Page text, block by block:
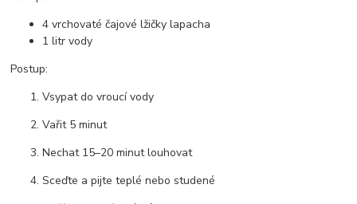
4 vrchovaté čajové lžičky lapacha
1 litr vody
Postup:
Vsypat do vroucí vody
Vařit 5 minut
Nechat 15–20 minut louhovat
Sceďte a pijte teplé nebo studené